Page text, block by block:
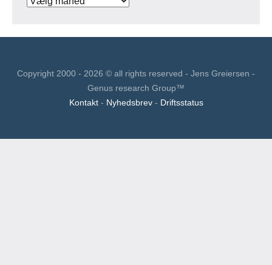
Copyright 2000 - 2026 © all rights reserved - Jens Greiersen -
Genus research Group™
Kontakt- Nyhedsbrev- Driftsstatus